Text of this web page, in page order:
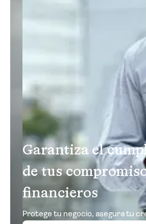
Garantiza el
de tus
financieros
Protege tu negocio, asegura tu